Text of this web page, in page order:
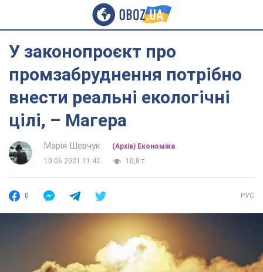
У законопроєкт про
промзабруднення потрібно
внести реальні екологічні
цілі, – Магера
Марія Шевчук
(Архів) Економіка
10.06.2021 11:42
10,8 т.
0 РУС